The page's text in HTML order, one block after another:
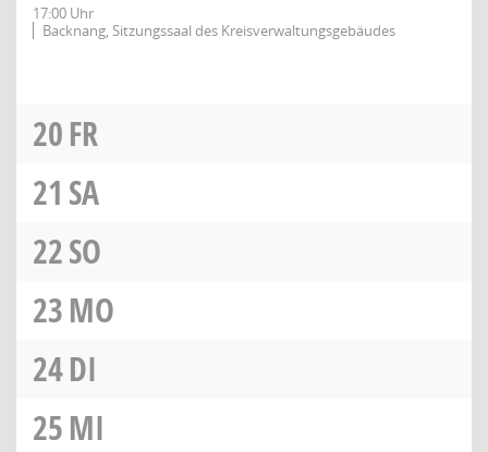
17:00 Uhr
Backnang, Sitzungssaal des Kreisverwaltungsgebäudes
20FR
21 SA
22SO
23MO
24DI
25MI